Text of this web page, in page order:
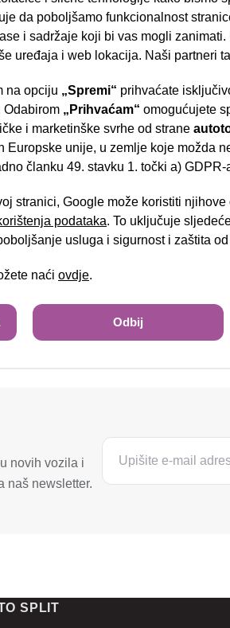
E GT
37.900,00 €
Ford
10/2022
Električno vozilo
200 kW / 272 ks
Jamstvo
novih vozila i
naš newsletter.
SPLIT
da poboljšamo funkcionalnost
i sadržaje koji bi vas mogli
uređaja i web lokacija. Naši partneri
na opciju „Spremi“ prihvaćate
Odabirom „Prihvaćam“ omogućujete
i marketinške svrhe od strane
Europske unije, u zemlje koje možda
članku 49. stavku 1. točki a) GDPR-
stranici, Google može koristiti
podataka. To uključuje
usluga i sigurnost i zaštita
naći ovdje.
Odbij